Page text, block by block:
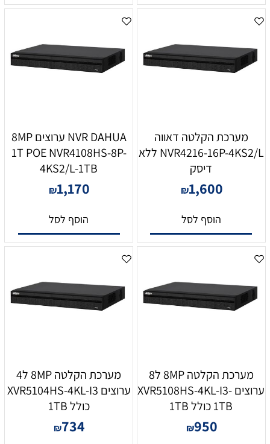
מערכת הקלטה דאווה
NVR4216-16P-4KS2/L ללא
דיסק
₪1,600
הוסף לסל
NVR DAHUA ערוצים 8MP
1T POE NVR4108HS-8P-
4KS2/L-1TB
₪1,170
הוסף לסל
מערכת הקלטה 8MP ל8
ערוצים XVR5108HS-4KL-I3-
1TB כולל 1TB
₪950
מערכת הקלטה 8MP ל4
ערוצים XVR5104HS-4KL-I3
כולל 1TB
₪734